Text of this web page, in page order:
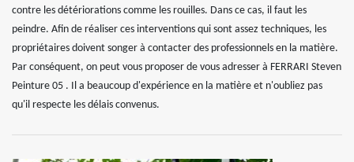
contre les détériorations comme les rouilles. Dans ce cas, il faut les
peindre. Afin de réaliser ces interventions qui sont assez techniques, les
propriétaires doivent songer à contacter des professionnels en la matière.
Par conséquent, on peut vous proposer de vous adresser à FERRARI Steven
Peinture 05 . Il a beaucoup d'expérience en la matière et n'oubliez pas
qu'il respecte les délais convenus.